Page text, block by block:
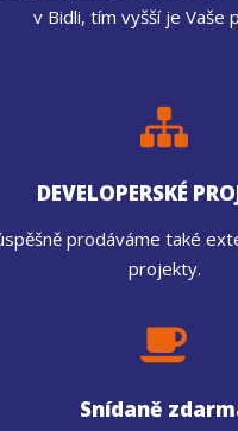
v Bidli, tím vyšší je Vaše
DEVELOPERSKÉ
prodáváme také
projekty.
Snídaně